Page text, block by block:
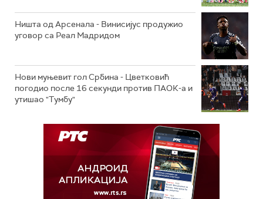
Ништа од Арсенала - Винисијус продужио
уговор са Реал Мадридом
Нови муњевит гол Србина - Цветковић
погодио после 16 секунди против ПАОК-а и
утишао "Тумбу"